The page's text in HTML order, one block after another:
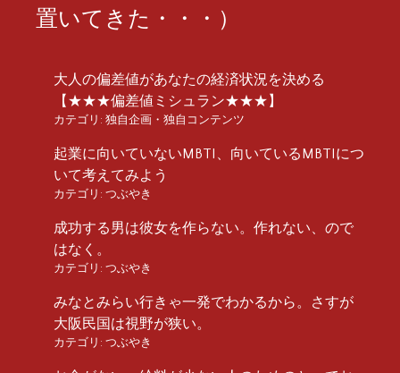
置いてきた・・・）
大人の偏差値があなたの経済状況を決める
【★★★偏差値ミシュラン★★★】
カテゴリ: 独自企画・独自コンテンツ
起業に向いていないMBTI、向いているMBTIにつ
いて考えてみよう
カテゴリ: つぶやき
成功する男は彼女を作らない。作れない、ので
はなく。
カテゴリ: つぶやき
みなとみらい行きゃ一発でわかるから。さすが
大阪民国は視野が狭い。
カテゴリ: つぶやき